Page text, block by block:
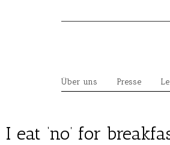
Über uns Presse
I eat ‘no’ for